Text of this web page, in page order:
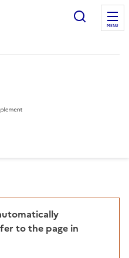
Ouvrir
MENU
to the page in